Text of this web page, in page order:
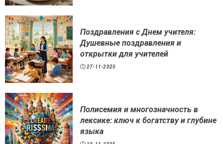
Поздравления с Днем учителя:
Душевные поздравления и
открытки для учителей
27-11-2025
Полисемия и многозначность в
лексике: ключ к богатству и глубине
языка